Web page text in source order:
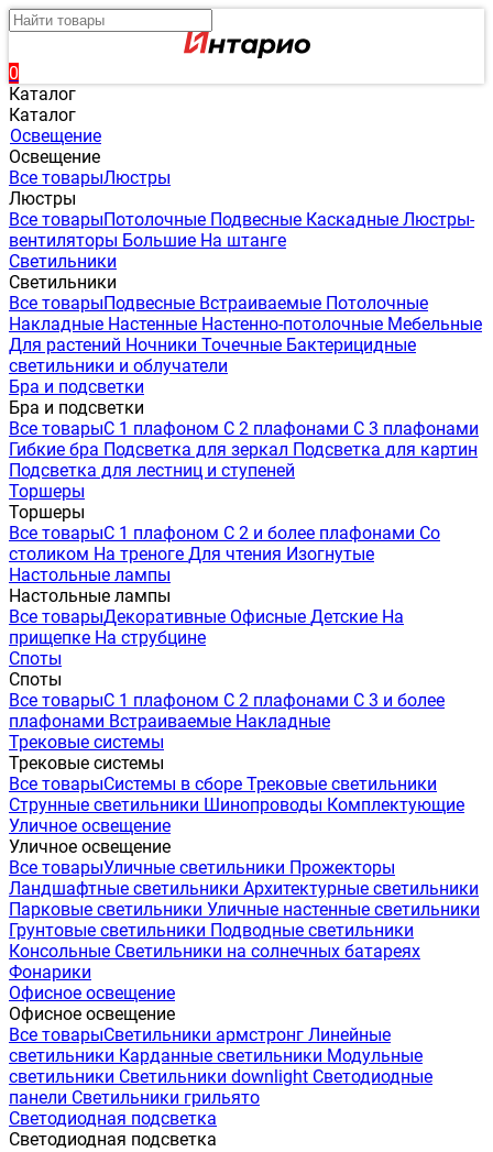
0
Каталог
Каталог
Освещение
Освещение
Все товарыЛюстры
Люстры
Все товарыПотолочные Подвесные Каскадные Люстры-
вентиляторы Большие На штанге
Светильники
Светильники
Все товарыПодвесные Встраиваемые Потолочные
Накладные Настенные Настенно-потолочные Мебельные
Для растений Ночники Точечные Бактерицидные
светильники и облучатели
Бра и подсветки
Бра и подсветки
Все товарыС 1 плафоном С 2 плафонами С 3 плафонами
Гибкие бра Подсветка для зеркал Подсветка для картин
Подсветка для лестниц и ступеней
Торшеры
Торшеры
Все товарыС 1 плафоном С 2 и более плафонами Со
столиком На треноге Для чтения Изогнутые
Настольные лампы
Настольные лампы
Все товарыДекоративные Офисные Детские На
прищепке На струбцине
Споты
Споты
Все товарыС 1 плафоном С 2 плафонами С 3 и более
плафонами Встраиваемые Накладные
Трековые системы
Трековые системы
Все товарыСистемы в сборе Трековые светильники
Струнные светильники Шинопроводы Комплектующие
Уличное освещение
Уличное освещение
Все товарыУличные светильники Прожекторы
Ландшафтные светильники Архитектурные светильники
Парковые светильники Уличные настенные светильники
Грунтовые светильники Подводные светильники
Консольные Светильники на солнечных батареях
Фонарики
Офисное освещение
Офисное освещение
Все товарыСветильники армстронг Линейные
светильники Карданные светильники Модульные
светильники Светильники downlight Светодиодные
панели Светильники грильято
Светодиодная подсветка
Светодиодная подсветка